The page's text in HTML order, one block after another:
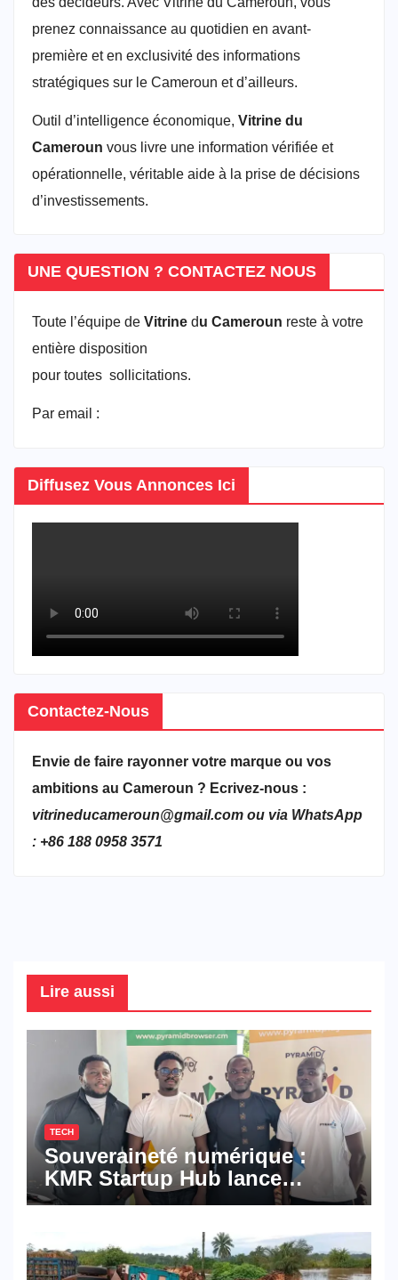
prenez connaissance au quotidien en avant-
première et en exclusivité des informations
stratégiques sur le Cameroun et d’ailleurs.
Outil d’intelligence économique, Vitrine du
Cameroun vous livre une information vérifiée et
opérationnelle, véritable aide à la prise de décisions
d’investissements.
UNE QUESTION ? CONTACTEZ NOUS
Toute l’équipe de Vitrine du Cameroun reste à votre
entière disposition
pour toutes sollicitations.
Par email :
Diffusez Vous Annonces Ici
Contactez-Nous
Envie de faire rayonner votre marque ou vos
ambitions au Cameroun ? Ecrivez-nous :
vitrineducameroun@gmail.com ou via WhatsApp
: +86 188 0958 3571
Lire aussi
TECH
Souveraineté numérique :
KMR Startup Hub lance
Pyramid Browser et Pyramid
numériques made in
Cameroon